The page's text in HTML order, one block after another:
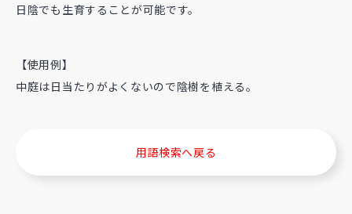
日陰でも生育することが可能です。
【使用例】
中庭は日当たりがよくないので陰樹を植える。
用語検索へ戻る